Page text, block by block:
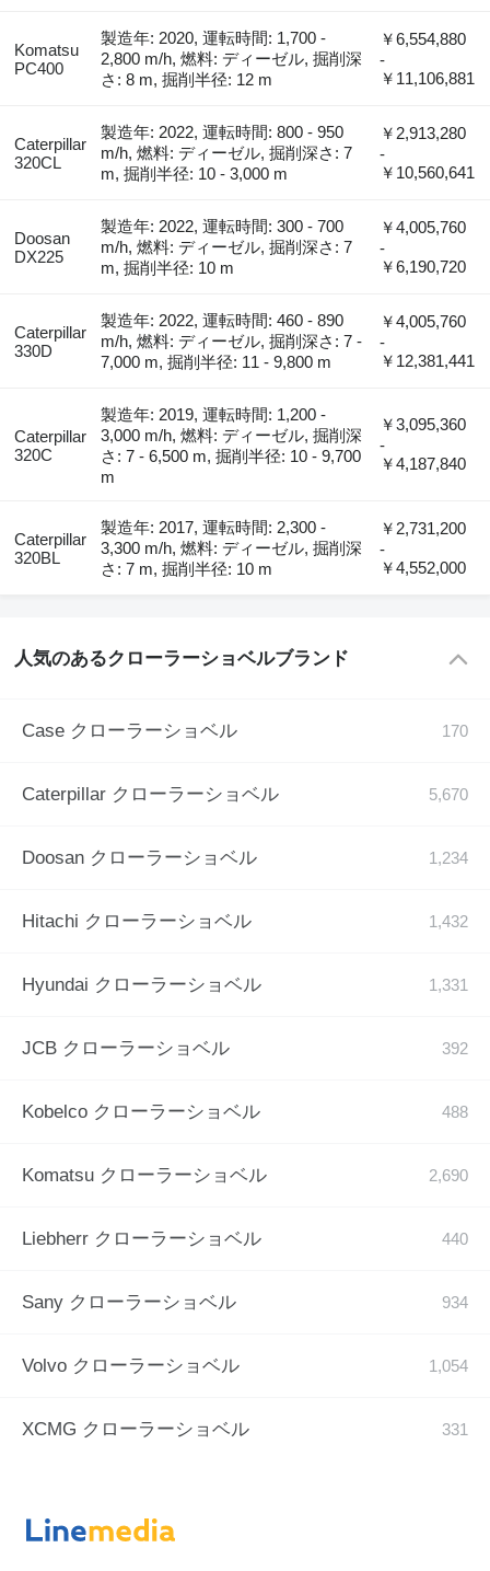
Komatsu
PC400
製造年: 2020, 運転時間: 1,700 -
2,800 m/h, 燃料: ディーゼル, 掘削深
さ: 8 m, 掘削半径: 12 m
￥6,554,880
-
￥11,106,881
Caterpillar
320CL
製造年: 2022, 運転時間: 800 - 950
m/h, 燃料: ディーゼル, 掘削深さ: 7
m, 掘削半径: 10 - 3,000 m
￥2,913,280
-
￥10,560,641
Doosan
DX225
製造年: 2022, 運転時間: 300 - 700
m/h, 燃料: ディーゼル, 掘削深さ: 7
m, 掘削半径: 10 m
￥4,005,760
-
￥6,190,720
Caterpillar
330D
製造年: 2022, 運転時間: 460 - 890
m/h, 燃料: ディーゼル, 掘削深さ: 7 -
7,000 m, 掘削半径: 11 - 9,800 m
￥4,005,760
-
￥12,381,441
Caterpillar
320C
製造年: 2019, 運転時間: 1,200 -
3,000 m/h, 燃料: ディーゼル, 掘削深
さ: 7 - 6,500 m, 掘削半径: 10 - 9,700
m
￥3,095,360
-
￥4,187,840
Caterpillar
320BL
製造年: 2017, 運転時間: 2,300 -
3,300 m/h, 燃料: ディーゼル, 掘削深
さ: 7 m, 掘削半径: 10 m
￥2,731,200
-
￥4,552,000
人気のあるクローラーショベルブランド
Case クローラーショベル
Caterpillar クローラーショベル
Doosan クローラーショベル
Hitachi クローラーショベル
Hyundai クローラーショベル
JCB クローラーショベル
Kobelco クローラーショベル
Komatsu クローラーショベル
Liebherr クローラーショベル
Sany クローラーショベル
Volvo クローラーショベル
XCMG クローラーショベル